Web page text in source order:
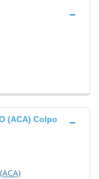
(ACA) Colpo